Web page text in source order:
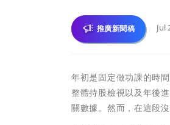
推廣新聞稿 Jul
年初是固定做功課的時
整體持股檢視以及年後
關數據。然而，在這段